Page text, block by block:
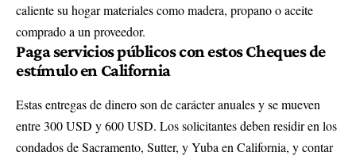
caliente su hogar materiales como madera, propano o aceite
comprado a un proveedor.
Paga servicios públicos con estos Cheques de
estímulo en California
Estas entregas de dinero son de carácter anuales y se mueven
entre 300 USD y 600 USD. Los solicitantes deben residir en los
condados de Sacramento, Sutter, y Yuba en California, y contar